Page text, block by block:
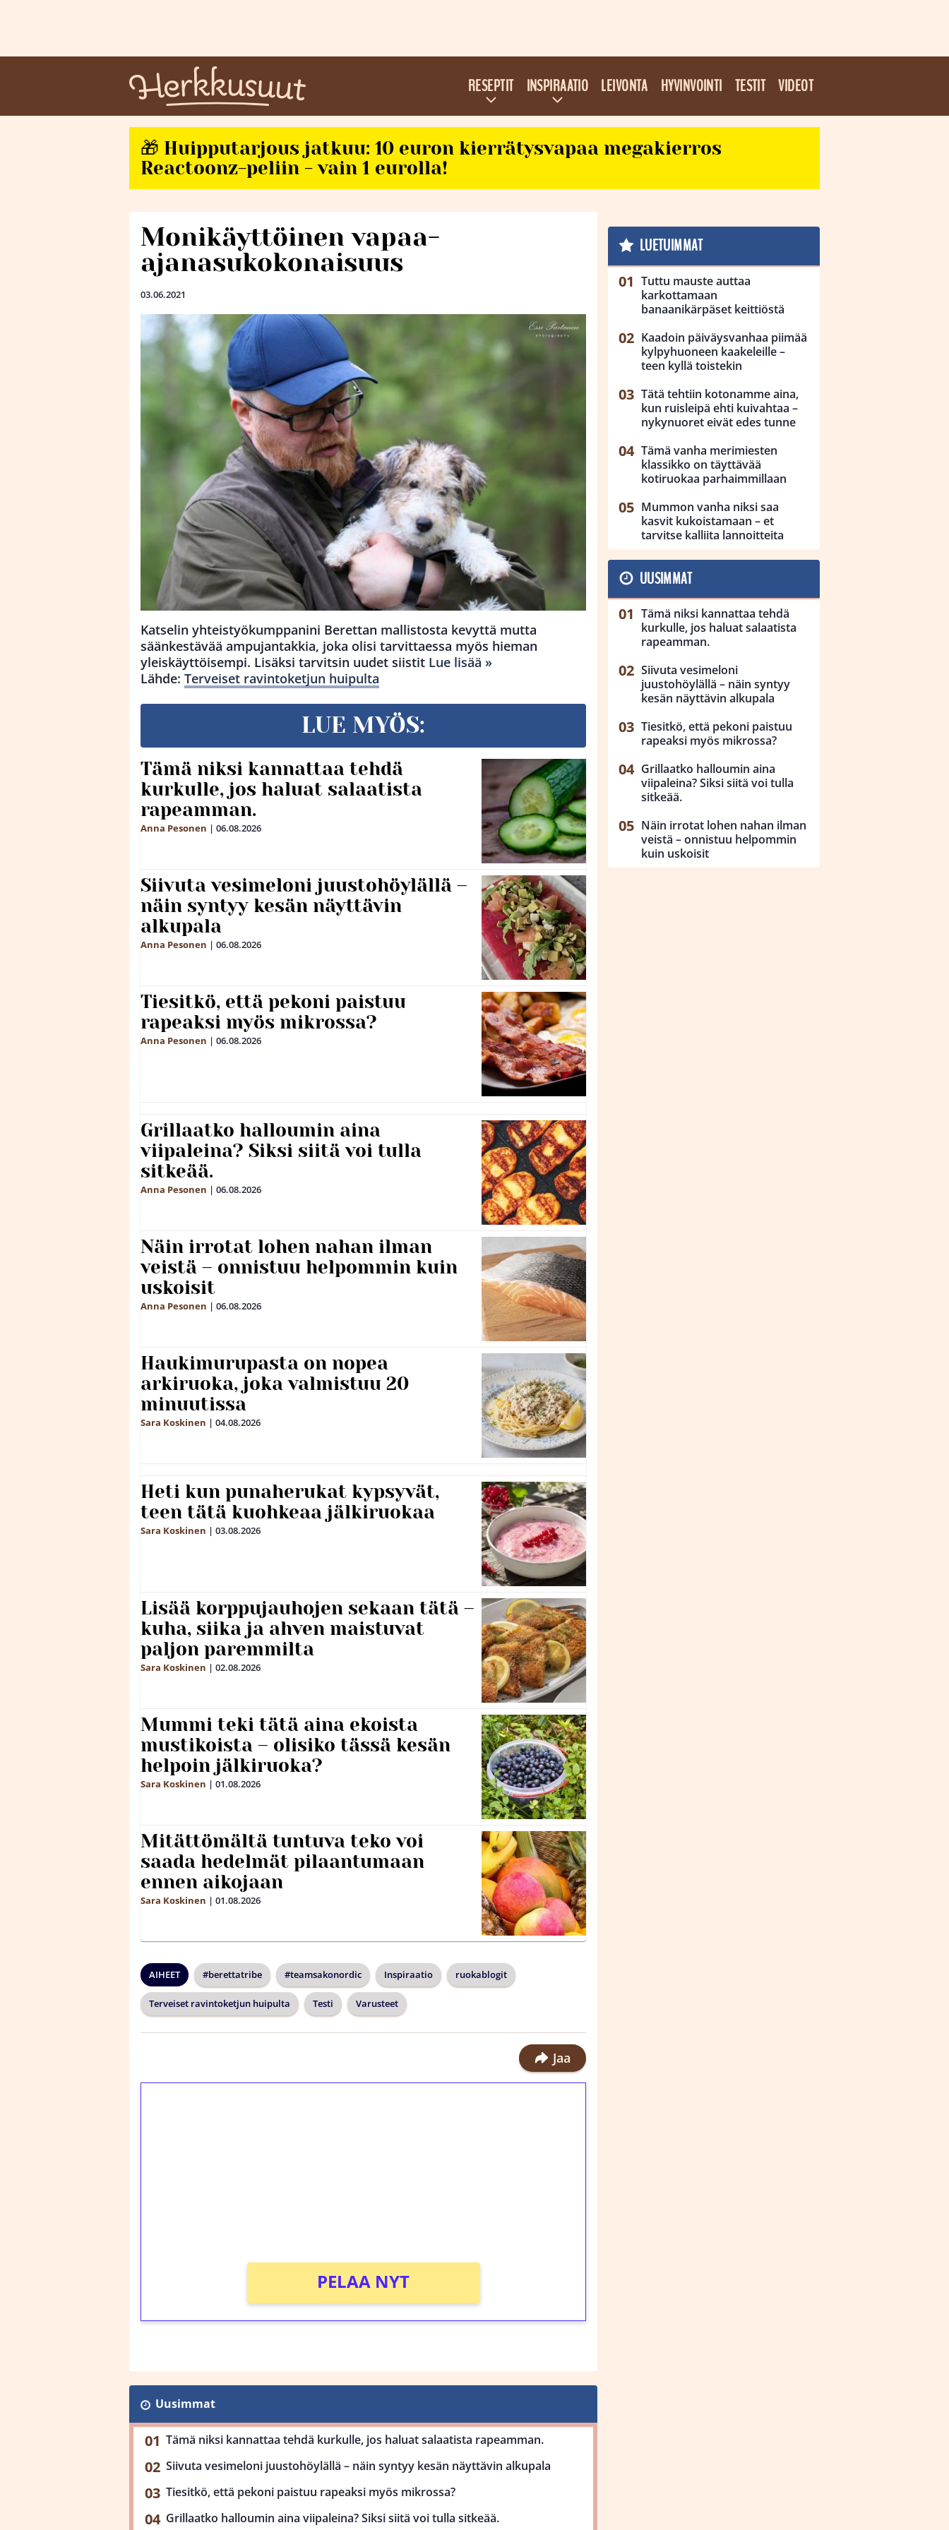
RESEPTIT INSPIRAATIO LEIVONTA HYVINVOINTI TESTIT VIDEOT
🎁 Huipputarjous jatkuu: 10 euron kierrätysvapaa megakierros
Reactoonz-peliin - vain 1 eurolla!
Monikäyttöinen vapaa-
ajanasukokonaisuus
03.06.2021
Katselin yhteistyökumppanini Berettan mallistosta kevyttä mutta
säänkestävää ampujantakkia, joka olisi tarvittaessa myös hieman
yleiskäyttöisempi. Lisäksi tarvitsin uudet siistit Lue lisää »
Lähde: Terveiset ravintoketjun huipulta
LUE MYÖS:
Tämä niksi kannattaa tehdä
kurkulle, jos haluat salaatista
rapeamman.
Anna Pesonen | 06.08.2026
Siivuta vesimeloni juustohöylällä –
näin syntyy kesän näyttävin
alkupala
Anna Pesonen | 06.08.2026
Tiesitkö, että pekoni paistuu
rapeaksi myös mikrossa?
Anna Pesonen | 06.08.2026
Grillaatko halloumin aina
viipaleina? Siksi siitä voi tulla
sitkeää.
Anna Pesonen | 06.08.2026
Näin irrotat lohen nahan ilman
veistä – onnistuu helpommin kuin
uskoisit
Anna Pesonen | 06.08.2026
Haukimurupasta on nopea
arkiruoka, joka valmistuu 20
minuutissa
Sara Koskinen | 04.08.2026
Heti kun punaherukat kypsyvät,
teen tätä kuohkeaa jälkiruokaa
Sara Koskinen | 03.08.2026
Lisää korppujauhojen sekaan tätä –
kuha, siika ja ahven maistuvat
paljon paremmilta
Sara Koskinen | 02.08.2026
Mummi teki tätä aina ekoista
mustikoista – olisiko tässä kesän
helpoin jälkiruoka?
Sara Koskinen | 01.08.2026
Mitättömältä tuntuva teko voi
saada hedelmät pilaantumaan
ennen aikojaan
Sara Koskinen | 01.08.2026
AIHEET #berettatribe #teamsakonordic Inspiraatio ruokablogit
Terveiset ravintoketjun huipulta Testi Varusteet
Jaa
PELAA NYT
Uusimmat
Tämä niksi kannattaa tehdä kurkulle, jos haluat salaatista rapeamman.
Siivuta vesimeloni juustohöylällä – näin syntyy kesän näyttävin alkupala
Tiesitkö, että pekoni paistuu rapeaksi myös mikrossa?
Grillaatko halloumin aina viipaleina? Siksi siitä voi tulla sitkeää.
LUETUIMMAT
Tuttu mauste auttaa
karkottamaan
banaanikärpäset keittiöstä
Kaadoin päiväysvanhaa piimää
kylpyhuoneen kaakeleille –
teen kyllä toistekin
Tätä tehtiin kotonamme aina,
kun ruisleipä ehti kuivahtaa –
nykynuoret eivät edes tunne
Tämä vanha merimiesten
klassikko on täyttävää
kotiruokaa parhaimmillaan
Mummon vanha niksi saa
kasvit kukoistamaan – et
tarvitse kalliita lannoitteita
UUSIMMAT
Tämä niksi kannattaa tehdä
kurkulle, jos haluat salaatista
rapeamman.
Siivuta vesimeloni
juustohöylällä – näin syntyy
kesän näyttävin alkupala
Tiesitkö, että pekoni paistuu
rapeaksi myös mikrossa?
Grillaatko halloumin aina
viipaleina? Siksi siitä voi tulla
sitkeää.
Näin irrotat lohen nahan ilman
veistä – onnistuu helpommin
kuin uskoisit